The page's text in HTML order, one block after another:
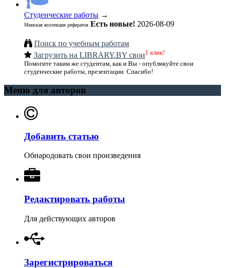
Студенческие работы →
Минская коллекция рефератов Есть новые! 2026-08-09
Поиск по учебным работам
Загрузить на LIBRARY.BY свои1 клик!
Помогите таким же студентам, как и Вы - опубликуйте свои
студенческие работы, презентации. Спасибо!
Меню для авторов
Добавить статью
Обнародовать свои произведения
Редактировать работы
Для действующих авторов
Зарегистрироваться